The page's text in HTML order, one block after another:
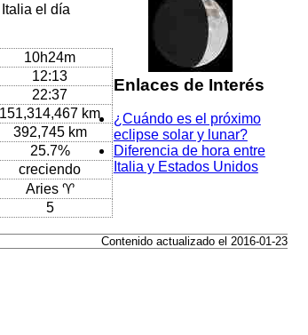
el día
10h24m
12:13
22:37
151,314,467 km
392,745 km
25.7%
creciendo
Aries ♈
5
Enlaces de Interés
¿Cuándo es el próximo
eclipse solar y lunar?
Diferencia de hora entre
Italia y Estados Unidos
Contenido actualizado el 2016-01-23